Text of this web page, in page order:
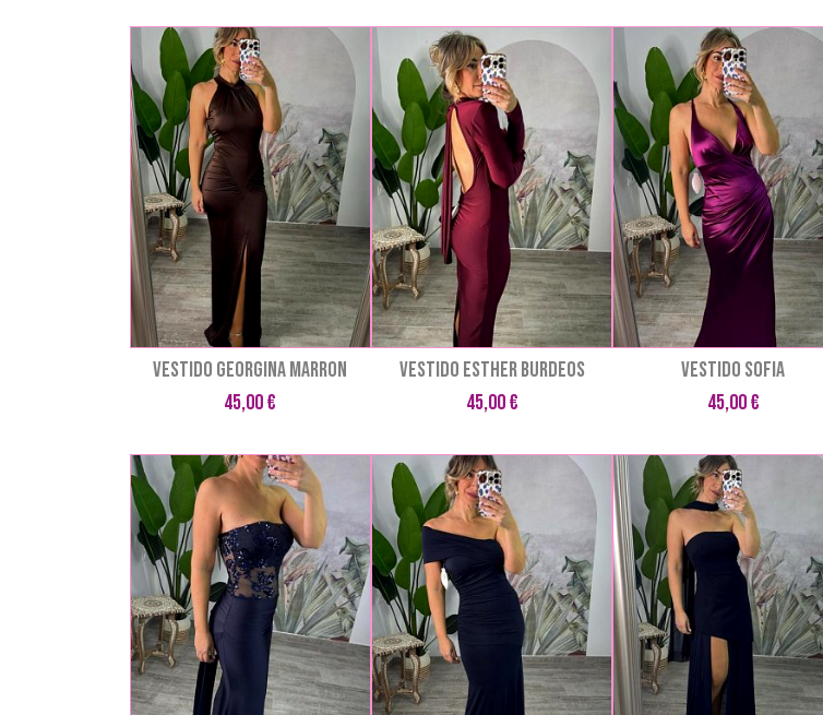
VESTIDO GEORGINA MARRON
45,00 €
VESTIDO ESTHER BURDEOS
45,00 €
VESTIDO SOFIA
45,00 €